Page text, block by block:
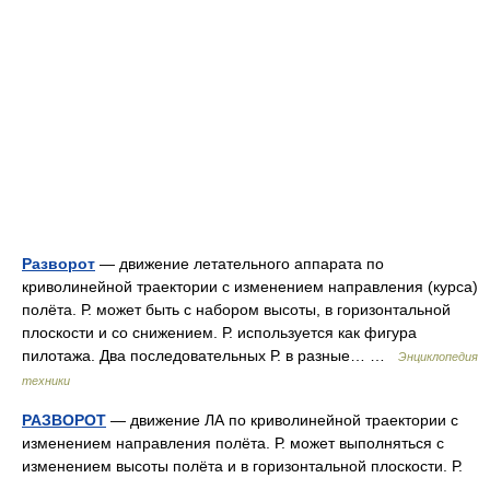
Разворот — движение летательного аппарата по
криволинейной траектории с изменением направления (курса)
полёта. Р. может быть с набором высоты, в горизонтальной
плоскости и со снижением. Р. используется как фигура
пилотажа. Два последовательных Р. в разные… …
Энциклопедия
техники
РАЗВОРОТ — движение ЛА по криволинейной траектории с
изменением направления полёта. Р. может выполняться с
изменением высоты полёта и в горизонтальной плоскости. Р.